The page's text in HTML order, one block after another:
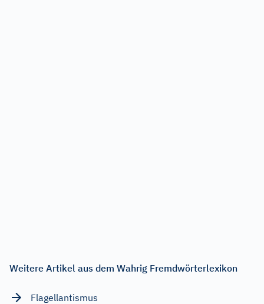
Weitere Artikel aus dem Wahrig Fremdwörterlexikon
Flagellantismus